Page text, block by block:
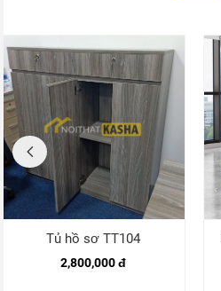
Tủ hồ sơ TT104
2,800,000 đ